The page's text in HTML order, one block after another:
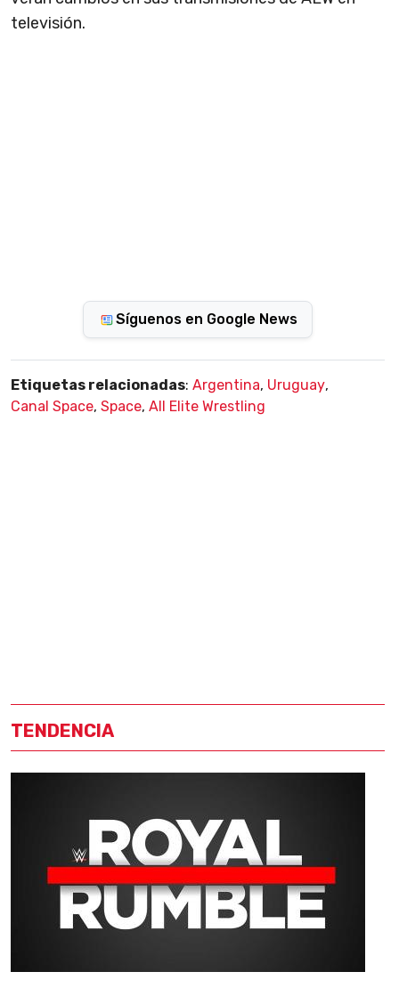
televisión.
Síguenos en Google News
Etiquetas relacionadas: Argentina, Uruguay,
Canal Space, Space, All Elite Wrestling
TENDENCIA